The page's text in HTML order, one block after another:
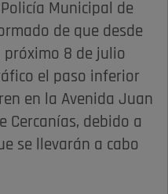
Municipal de
de que desde
próximo 8 de julio
el paso inferior
en la Avenida Juan
Cercanías, debido a
se llevarán a cabo